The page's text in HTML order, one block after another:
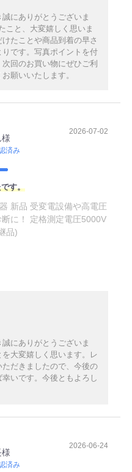
にありがとうございま
こと、大変嬉しく思いま
たことや商品到着の早さ
です。写真ポイントを付
回のお買い物にぜひご利
願いいたします。
済み
2026-07-02
す。
新品 受変電設備や高電圧
に！ 定格測定電圧5000V
品)
にありがとうございま
大変嬉しく思います。レ
だきましたので、今後の
いです。今後ともよろし
済み
2026-06-24